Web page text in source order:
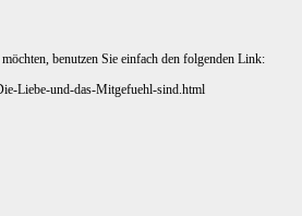
benutzen Sie einfach den folgenden Link:
Liebe-und-das-Mitgefuehl-sind.html